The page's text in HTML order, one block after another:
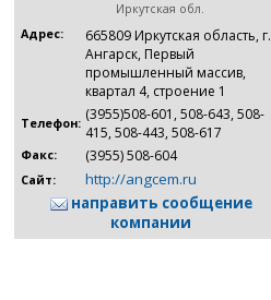
Иркутская обл.
Адрес:
665809 Иркутская область, г.
Ангарск, Первый
промышленный массив,
квартал 4, строение 1
Телефон: (3955)508-601, 508-643, 508-
415, 508-443, 508-617
Факс: (3955) 508-604
Сайт:
http://angcem.ru
направить сообщение
компании